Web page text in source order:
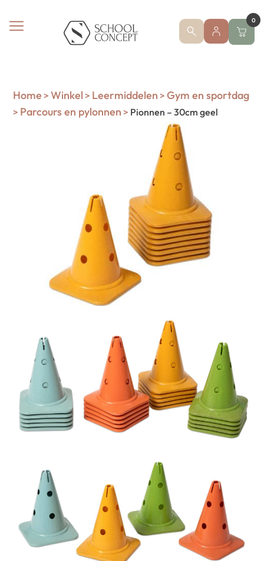
0
Home > Winkel > Leermiddelen > Gym en sportdag
> Parcours en pylonnen > Pionnen – 30cm geel